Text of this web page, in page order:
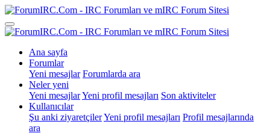
Ana sayfa
Forumlar
Yeni mesajlar Forumlarda ara
Neler yeni
Yeni mesajlarYeni profil mesajları Son aktiviteler
Kullanıcılar
Şu anki ziyaretçilerYeni profil mesajları Profil mesajlarında
ara